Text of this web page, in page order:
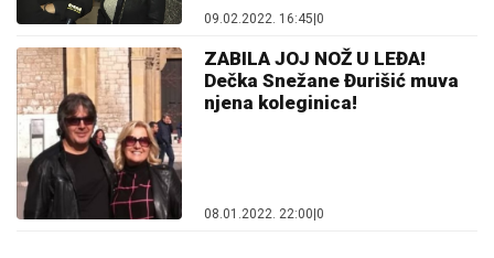
09.02.2022. 16:45 0
ZABILA JOJ NOŽ U LEĐA!
Dečka Snežane Đurišić muva
njena koleginica!
08.01.2022. 22:00 0